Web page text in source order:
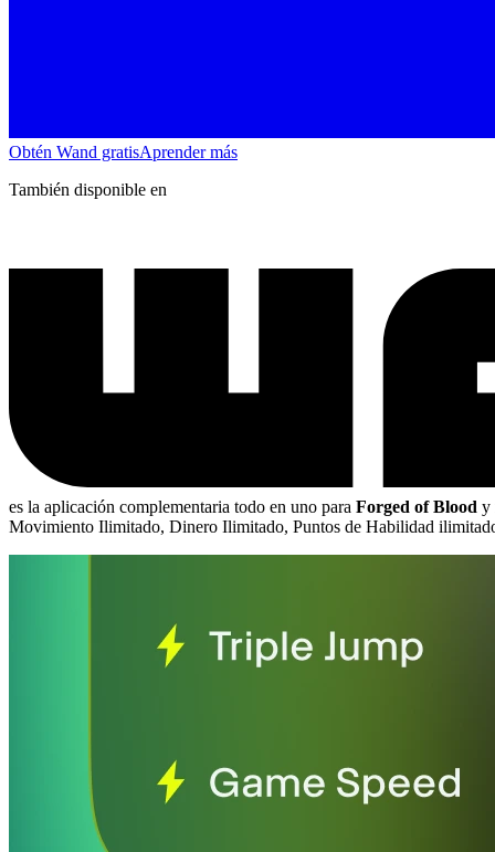
Obtén Wand gratisAprender más
También disponible en
es la aplicación complementaria todo en uno para Forged of Blood y
Movimiento Ilimitado, Dinero Ilimitado, Puntos de Habilidad